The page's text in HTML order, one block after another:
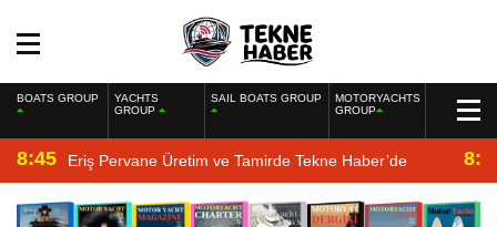
BOATS GROUP
YACHTS
GROUP
SAIL BOATS GROUP
MOTORYACHTS
GROUP
8:45 Eriş Pervane Üretim ve Tamirde Tekne Haber’de